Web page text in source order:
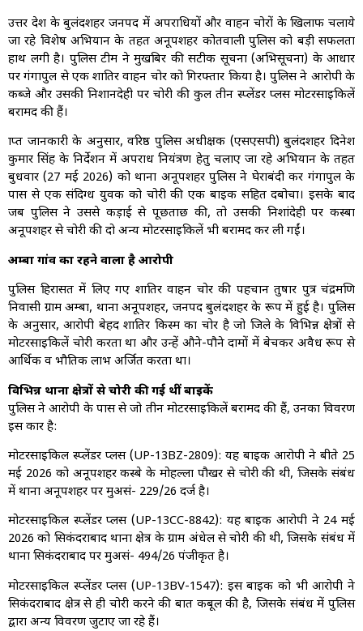
उत्तर प्रदेश के बुलंदशहर जनपद में अपराधियों और वाहन चोरों के खिलाफ चलाये
जा रहे विशेष अभियान के तहत अनूपशहर कोतवाली पुलिस को बड़ी सफलता
हाथ लगी है। पुलिस टीम ने मुखबिर की सटीक सूचना (अभिसूचना) के आधार
पर गंगापुल से एक शातिर वाहन चोर को गिरफ्तार किया है। पुलिस ने आरोपी के
कब्जे और उसकी निशानदेही पर चोरी की कुल तीन स्प्लेंडर प्लस मोटरसाइकिलें
बरामद की हैं।
प्राप्त जानकारी के अनुसार, वरिष्ठ पुलिस अधीक्षक (एसएसपी) बुलंदशहर दिनेश
कुमार सिंह के निर्देशन में अपराध नियंत्रण हेतु चलाए जा रहे अभियान के तहत
बुधवार (27 मई 2026) को थाना अनूपशहर पुलिस ने घेराबंदी कर गंगापुल के
पास से एक संदिग्ध युवक को चोरी की एक बाइक सहित दबोचा। इसके बाद
जब पुलिस ने उससे कड़ाई से पूछताछ की, तो उसकी निशांदेही पर कस्बा
अनूपशहर से चोरी की दो अन्य मोटरसाइकिलें भी बरामद कर ली गईं।
अम्बा गांव का रहने वाला है आरोपी
पुलिस हिरासत में लिए गए शातिर वाहन चोर की पहचान तुषार पुत्र चंद्रमणि
निवासी ग्राम अम्बा, थाना अनूपशहर, जनपद बुलंदशहर के रूप में हुई है। पुलिस
के अनुसार, आरोपी बेहद शातिर किस्म का चोर है जो जिले के विभिन्न क्षेत्रों से
मोटरसाइकिलें चोरी करता था और उन्हें औने-पौने दामों में बेचकर अवैध रूप से
आर्थिक व भौतिक लाभ अर्जित करता था।
विभिन्न थाना क्षेत्रों से चोरी की गई थीं बाइकें
पुलिस ने आरोपी के पास से जो तीन मोटरसाइकिलें बरामद की हैं, उनका विवरण
इस प्रकार है:
मोटरसाइकिल स्प्लेंडर प्लस (UP-13BZ-2809): यह बाइक आरोपी ने बीते 25
मई 2026 को अनूपशहर कस्बे के मोहल्ला पौखर से चोरी की थी, जिसके संबंध
में थाना अनूपशहर पर मुअसं- 229/26 दर्ज है।
मोटरसाइकिल स्प्लेंडर प्लस (UP-13CC-8842): यह बाइक आरोपी ने 24 मई
2026 को सिकंदराबाद थाना क्षेत्र के ग्राम अंधेल से चोरी की थी, जिसके संबंध में
थाना सिकंदराबाद पर मुअसं- 494/26 पंजीकृत है।
मोटरसाइकिल स्प्लेंडर प्लस (UP-13BV-1547): इस बाइक को भी आरोपी ने
सिकंदराबाद क्षेत्र से ही चोरी करने की बात कबूल की है, जिसके संबंध में पुलिस
द्वारा अन्य विवरण जुटाए जा रहे हैं।